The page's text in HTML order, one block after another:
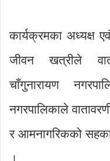
कार्यक्रमका अध्यक्ष
जीवन खत्रीले
चाँगुनारायण
नगरपालिकाले
र आमनागरिकको